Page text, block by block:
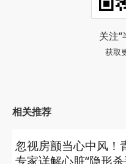
关注
获取
相关推荐
忽视房颤当心中风！